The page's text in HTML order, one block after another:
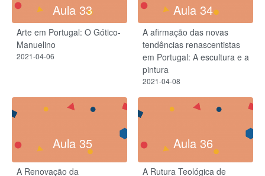
Aula 33
Arte em Portugal: O Gótico-
Manuelino
2021-04-06
Aula 34
A afirmação das novas
tendências renascentistas
em Portugal: A escultura e a
pintura
2021-04-08
Aula 35
A Renovação da
Aula 36
A Rutura Teológica de